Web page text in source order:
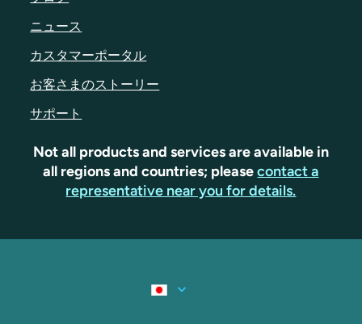
ニュース
カスタマーポータル
お客さまのストーリー
サポート
Not all products and services are available in
all regions and countries; pleasecontact a
representative near you for details.